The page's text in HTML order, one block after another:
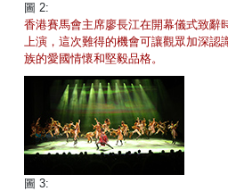
圖 2:
香港賽馬會主席廖長江在開幕儀式致辭
上演，這次難得的機會可讓觀眾加深認
族的愛國情懷和堅毅品格。
圖 3: